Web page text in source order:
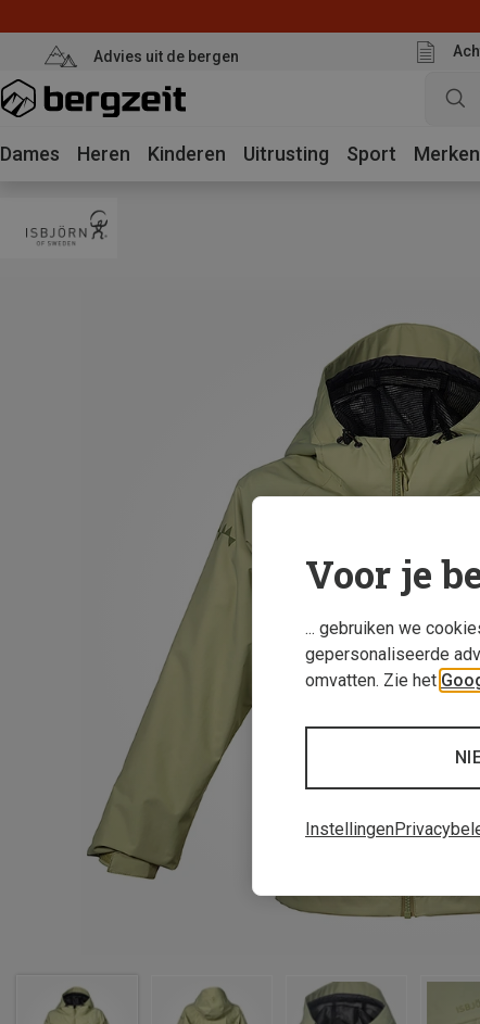
Advies uit de bergen
Dames Heren Kinderen Uitrusting Sport Merken
Voor je
... gebruiken we
gepersonaliseerde
omvatten. Zie het
Instellingen